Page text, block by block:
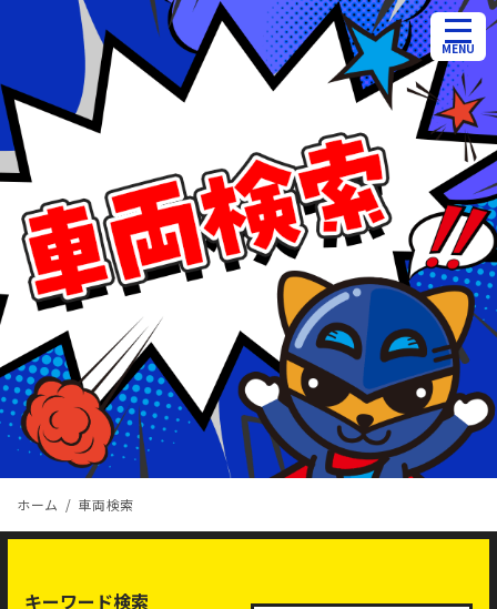
ホーム 車両検索
キーワード検索